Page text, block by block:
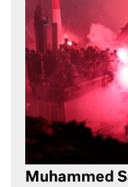
Muhammed